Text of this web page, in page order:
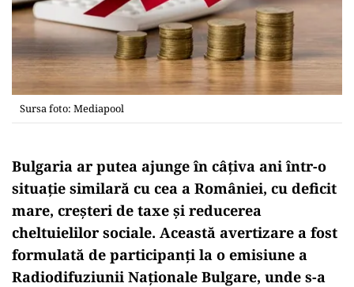
Sursa foto: Mediapool
Bulgaria ar putea ajunge în câțiva ani într-o
situație similară cu cea a României, cu deficit
mare, creșteri de taxe și reducerea
cheltuielilor sociale. Această avertizare a fost
formulată de participanți la o emisiune a
Radiodifuziunii Naționale Bulgare, unde s-a